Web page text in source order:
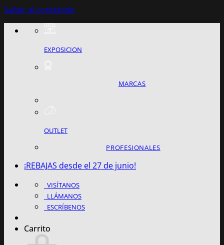
Saltar al contenido
EXPOSICION
MARCAS
OUTLET
PROFESIONALES
¡REBAJAS desde el 27 de junio!
VISÍTANOS
LLÁMANOS
ESCRÍBENOS
Carrito